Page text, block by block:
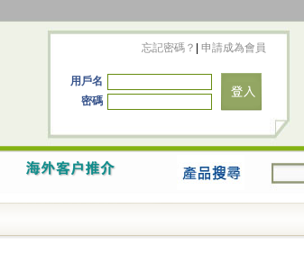
忘記密碼？ 申請成為會員
用戶名
密碼